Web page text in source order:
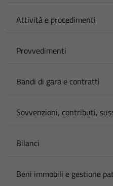
Attività e procedimenti
Provvedimenti
Bandi di gara e contratti
Sovvenzioni, contributi,
Bilanci
Beni immobili e gestione